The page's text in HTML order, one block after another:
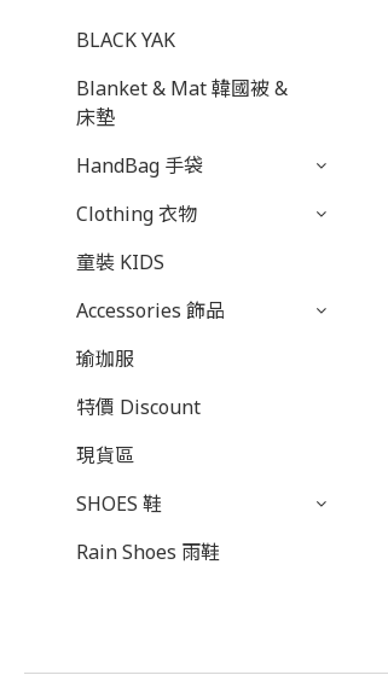
BLACK YAK
Blanket & Mat 韓國被 &
床墊
HandBag 手袋
Clothing 衣物
童裝 KIDS
Accessories 飾品
瑜珈服
特價 Discount
現貨區
SHOES 鞋
Rain Shoes 雨鞋